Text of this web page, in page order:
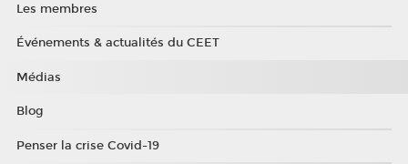
Les membres
Événements & actualités du CEET
Médias
Blog
Penser la crise Covid-19